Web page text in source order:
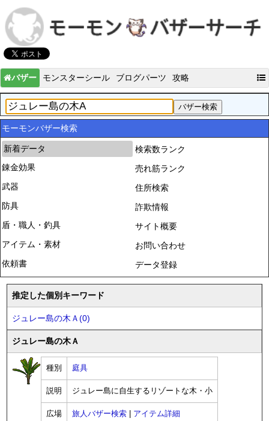
バザー モンスターシール ブログパーツ 攻略
モーモンバザー検索
新着データ
錬金効果
武器
防具
盾・職人・釣具
アイテム・素材
依頼書
検索数ランク
売れ筋ランク
住所検索
詐欺情報
サイト概要
お問い合わせ
データ登録
推定した個別キーワード
ジュレー島の木Ａ(0)
ジュレー島の木Ａ
種別 庭具
説明 ジュレー島に自生するリゾートな木・小
広場 旅人バザー検索 アイテム詳細